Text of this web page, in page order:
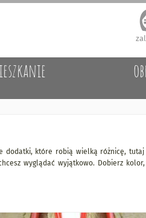
dodatki, które robią wielką różnicę, tutaj
wyglądać wyjątkowo. Dobierz